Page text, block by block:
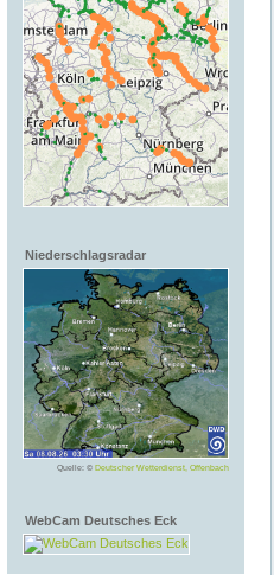
Niederschlagsradar
Quelle: © Deutscher Wetterdienst, Offenbach
WebCam Deutsches Eck